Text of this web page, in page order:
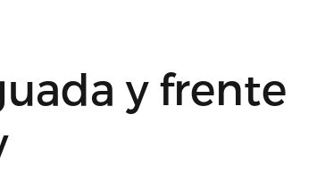
y frente